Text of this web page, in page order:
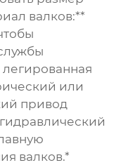
валков:**
или
привод
валков.*